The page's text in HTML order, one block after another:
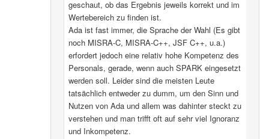
geschaut, ob das Ergebnis jeweils korrekt und im
Wertebereich zu finden ist.
Ada ist fast immer, die Sprache der Wahl (Es gibt
noch MISRA-C, MISRA-C++, JSF C++, u.a.)
erfordert jedoch eine relativ hohe Kompetenz des
Personals, gerade, wenn auch SPARK eingesetzt
werden soll. Leider sind die meisten Leute
tatsächlich entweder zu dumm, um den Sinn und
Nutzen von Ada und allem was dahinter steckt zu
verstehen und man trifft oft auf sehr viel Ignoranz
und Inkompetenz.